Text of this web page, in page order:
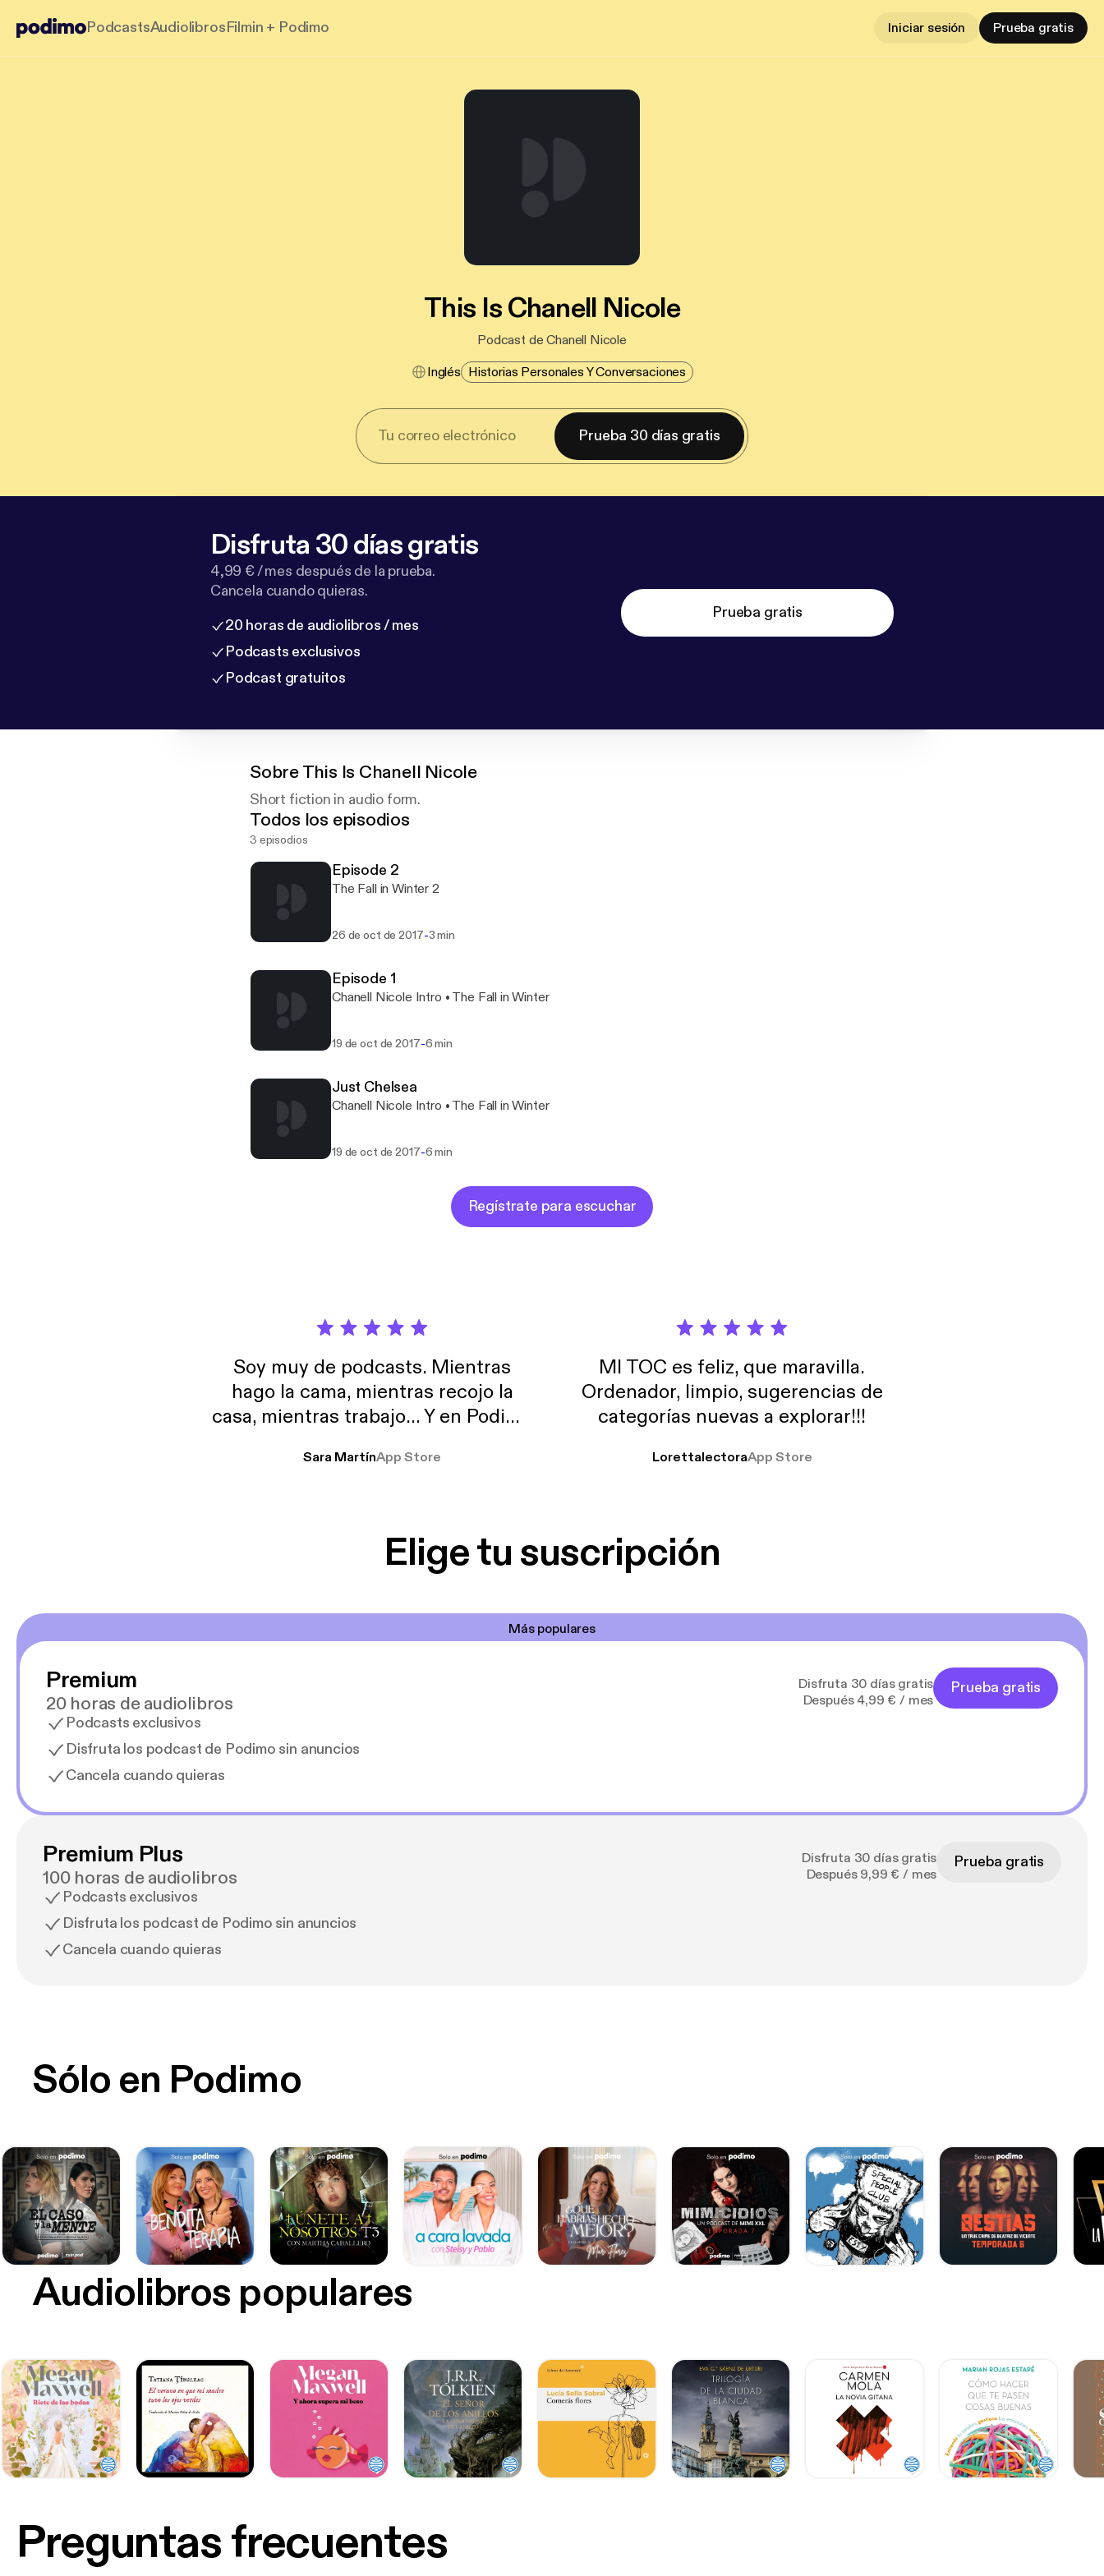
PodcastsAudiolibrosFilmin + Podimo Iniciar sesión Prueba gratis
This Is Chanell Nicole
Podcast de Chanell Nicole
Inglés Historias Personales Y Conversaciones
Prueba 30 días gratis
Disfruta 30 días gratis
4,99 € / mes después de la prueba.
Cancela cuando quieras.
20 horas de audiolibros / mes
Podcasts exclusivos
Podcast gratuitos
Prueba gratis
SobreThis Is Chanell Nicole
Short fiction in audio form.
Todos los episodios
3 episodios
Episode 2
The Fall in Winter 2
26 de oct de 2017-3 min
Episode 1
Chanell Nicole Intro • The Fall in Winter
19 de oct de 2017-6 min
Just Chelsea
Chanell Nicole Intro • The Fall in Winter
19 de oct de 2017-6 min
Regístrate para escuchar
Soy muy de podcasts. Mientras
hago la cama, mientras recojo la
casa, mientras trabajo… Y en Podimo
encantan. De emprendimiento, de
Sara MartínApp Store
MI TOC es feliz, que maravilla.
Ordenador, limpio, sugerencias de
categorías nuevas a explorar!!!
LorettalectoraApp Store
Elige tu suscripción
Más populares
Premium
20 horas de audiolibros
Podcasts exclusivos
Disfruta los podcast de Podimo sin anuncios
Cancela cuando quieras
Disfruta 30 días gratis
Después 4,99 € / mes
Prueba gratis
Premium Plus
100 horas de audiolibros
Podcasts exclusivos
Disfruta los podcast de Podimo sin anuncios
Cancela cuando quieras
Disfruta 30 días gratis
Después 9,99 € / mes
Prueba gratis
Sólo en Podimo
Audiolibros populares
Preguntas frecuentes